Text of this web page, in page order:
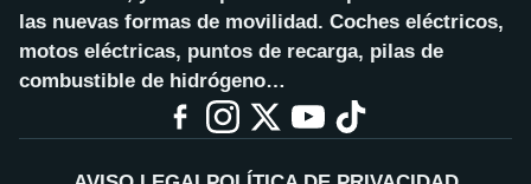
las nuevas formas de movilidad. Coches eléctricos,
motos eléctricas, puntos de recarga, pilas de
combustible de hidrógeno…